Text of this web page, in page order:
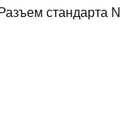
Разъем стандарта